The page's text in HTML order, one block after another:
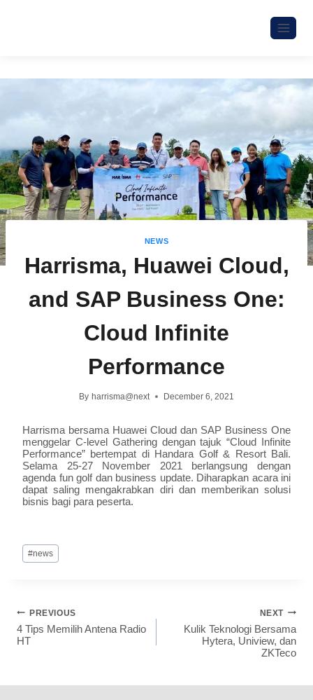
NEWS
Harrisma, Huawei Cloud,
and SAP Business One:
Cloud Infinite
Performance
By harrisma@next December 6, 2021
Harrisma bersama Huawei Cloud dan SAP Business One
menggelar C-level Gathering dengan tajuk “Cloud Infinite
Performance” bertempat di Handara Golf & Resort Bali.
Selama 25-27 November 2021 berlangsung dengan
agenda fun golf dan business update. Diharapkan acara ini
dapat saling mengakrabkan diri dan memberikan solusi
bisnis bagi para peserta.
#news
PREVIOUS
4 Tips Memilih Antena Radio
HT
NEXT
Kulik Teknologi Bersama
Hytera, Uniview, dan
ZKTeco